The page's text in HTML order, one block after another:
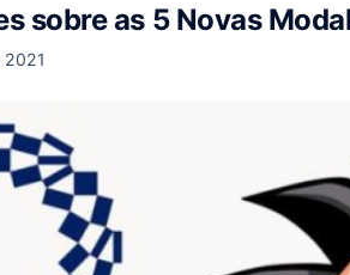
sobre as 5 Novas
2021